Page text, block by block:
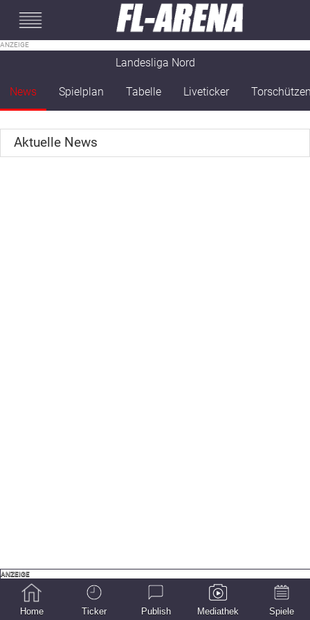
Landesliga Nord
News Spielplan Tabelle Liveticker
Aktuelle News
Home Ticker Publish Mediathek Spiele